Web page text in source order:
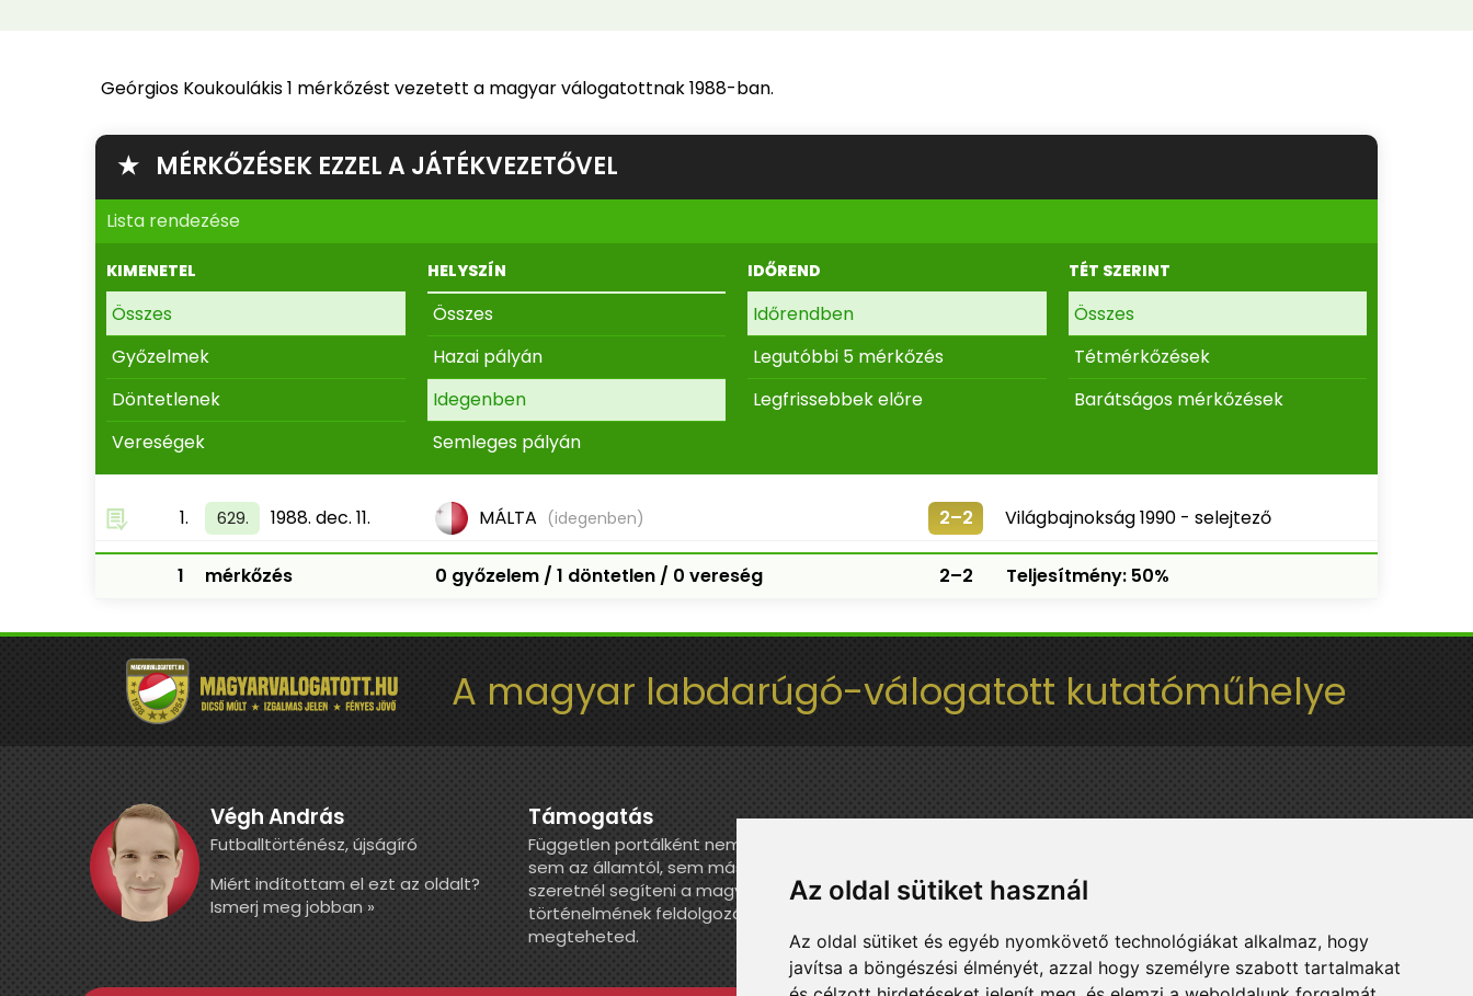
Az oldal sütiket használ
Az oldal sütiket és egyéb nyomkövető technológiákat alkalmaz, hogy
javítsa a böngészési élményét, azzal hogy személyre szabott tartalmakat
Geórgios Koukoulákis 1 mérkőzést vezetett a magyar válogatottnak 1988-ban.
★ MÉRKŐZÉSEK EZZEL A JÁTÉKVEZETŐVEL
Lista rendezése
KIMENETEL
Összes
Győzelmek
Döntetlenek
Vereségek
HELYSZÍN
Összes
Hazai pályán
Idegenben
Semleges pályán
IDŐREND
Időrendben
Legutóbbi 5 mérkőzés
Legfrissebbek előre
TÉT SZERINT
Összes
Tétmérkőzések
Barátságos mérkőzések
1. 629. 1988. dec. 11. MÁLTA (idegenben) 2–2 Világbajnokság 1990 - selejtező
1 mérkőzés 0 győzelem / 1 döntetlen / 0 vereség 2–2 Teljesítmény: 50%
A magyar labdarúgó-válogatott kutatóműhelye
Végh András
Futballtörténész, újságíró
Miért indítottam el ezt az oldalt?
Ismerj meg jobban »
Támogatás
Független portálként nem kapunk juttatást
sem az államtól, sem más szervezettől. Ha
szeretnél segíteni a magyar válogatott
történelmének feldolgozásában, itt
megteheted.